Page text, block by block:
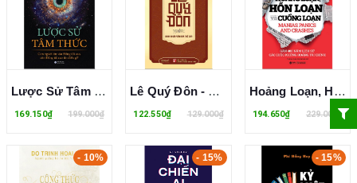
Lược Sử Tâm Thức - Con Người Tin Vào Đấng Tối Cao, Còn Đấng Tối Cao Tin Điều Gì? - Tuấn Vũ
169.150₫ 199.000₫
Lê Quý Đôn - Danh Nhân Văn Hóa Thế Giới - Nguyễn Thanh
122.550₫ 129.000₫
Hoảng Loạn, Hỗn Loạn Và Cuồng Loạn
194.650₫ 229.000₫
- 10% - 15% - 15%